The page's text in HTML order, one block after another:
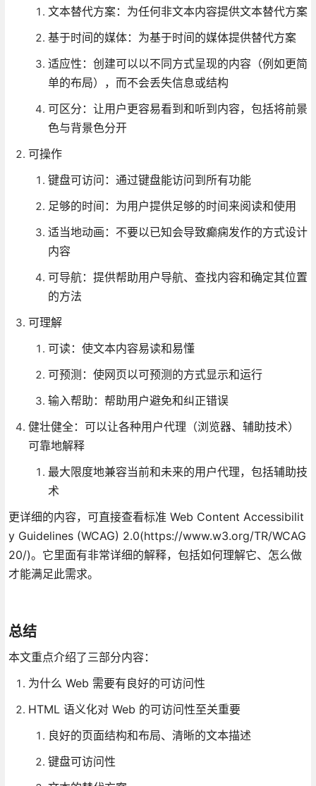
文本替代方案：为任何非文本内容提供文本替代方案
基于时间的媒体：为基于时间的媒体提供替代方案
适应性：创建可以以不同方式呈现的内容（例如更简
单的布局），而不会丢失信息或结构
可区分：让用户更容易看到和听到内容，包括将前景
色与背景色分开
可操作
键盘可访问：通过键盘能访问到所有功能
足够的时间：为用户提供足够的时间来阅读和使用
适当地动画：不要以已知会导致癫痫发作的方式设计
内容
可导航：提供帮助用户导航、查找内容和确定其位置
的方法
可理解
可读：使文本内容易读和易懂
可预测：使网页以可预测的方式显示和运行
输入帮助：帮助用户避免和纠正错误
健壮健全：可以让各种用户代理（浏览器、辅助技术）
可靠地解释
最大限度地兼容当前和未来的用户代理，包括辅助技
术
更详细的内容，可直接查看标准 Web Content Accessibilit
y Guidelines (WCAG) 2.0(https://www.w3.org/TR/WCAG
20/)。它里面有非常详细的解释，包括如何理解它、怎么做
才能满足此需求。
总结
本文重点介绍了三部分内容：
为什么 Web 需要有良好的可访问性
HTML 语义化对 Web 的可访问性至关重要
良好的页面结构和布局、清晰的文本描述
键盘可访问性